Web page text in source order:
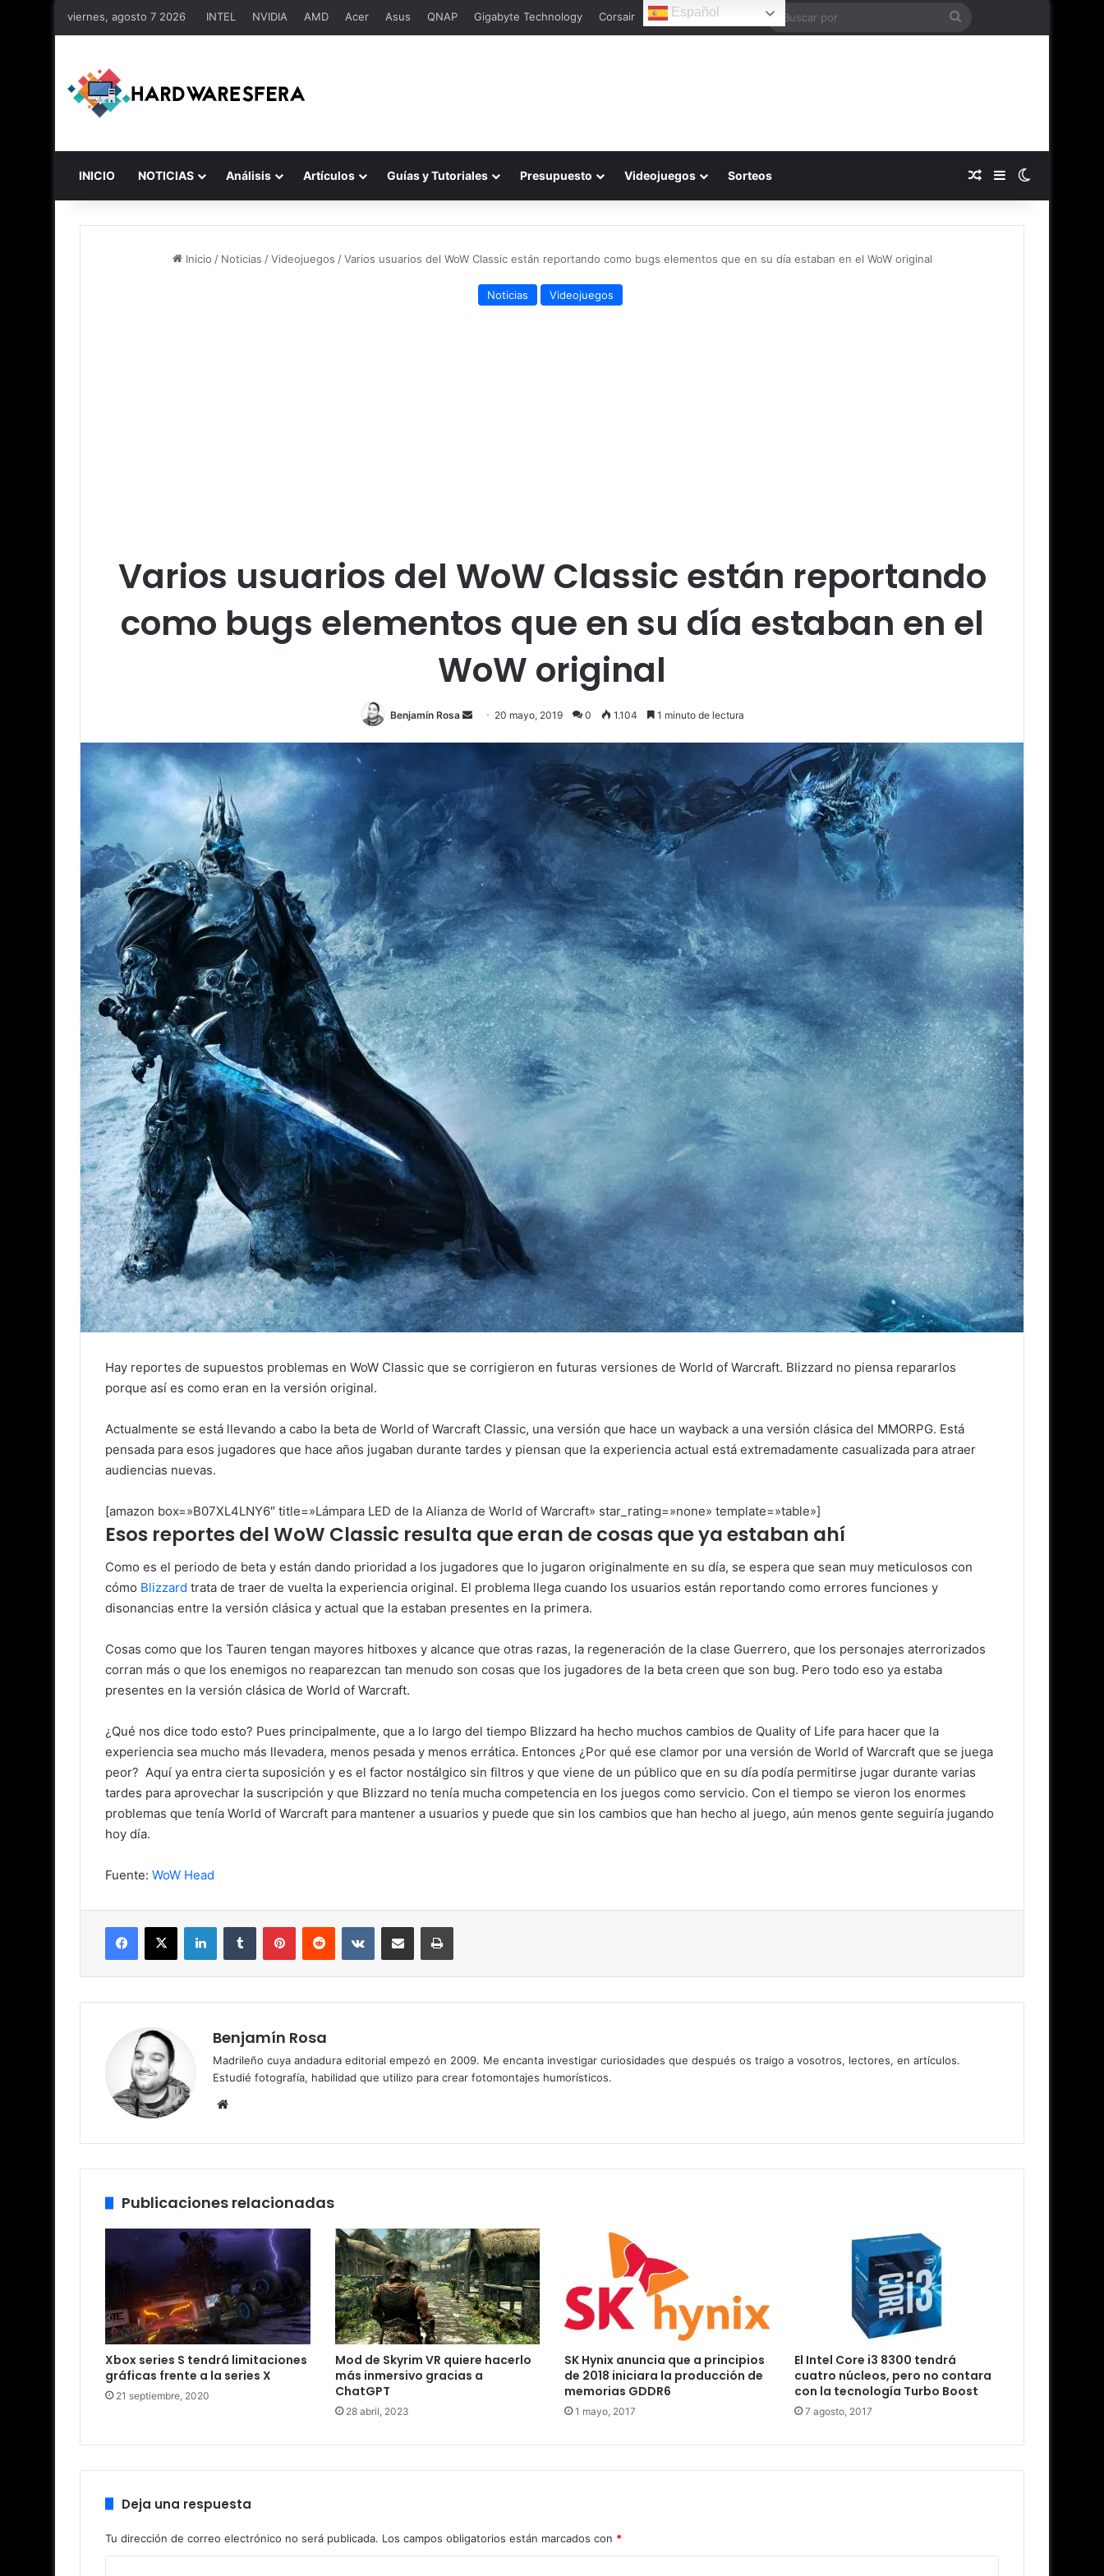
viernes, agosto 7 2026 INTEL NVIDIA AMD Acer Asus QNAP Gigabyte Technology Corsair Español
Buscar
INICIO NOTICIAS Análisis Artículos Guías y Tutoriales Presupuesto Videojuegos Sorteos Publicación al azar
Barra lateral
Inicio / Noticias / Videojuegos / Varios usuarios del WoW Classic están reportando como bugs elementos que en su día estaban en el WoW original
Noticias Videojuegos
Varios usuarios del WoW Classic están reportando
como bugs elementos que en su día estaban en el
WoW original
Benjamín Rosa
Send 20 mayo, 2019 0 1.104 1 minuto de lectura
Hay reportes de supuestos problemas en WoW Classic que se corrigieron en futuras versiones de World of Warcraft. Blizzard no piensa repararlos
porque así es como eran en la versión original.
Actualmente se está llevando a cabo la beta de World of Warcraft Classic, una versión que hace un wayback a una versión clásica del MMORPG. Está
pensada para esos jugadores que hace años jugaban durante tardes y piensan que la experiencia actual está extremadamente casualizada para atraer
audiencias nuevas.
[amazon box=»B07XL4LNY6″ title=»Lámpara LED de la Alianza de World of Warcraft» star_rating=»none» template=»table»]
Esos reportes del WoW Classic resulta que eran de cosas que ya estaban ahí
Como es el periodo de beta y están dando prioridad a los jugadores que lo jugaron originalmente en su día, se espera que sean muy meticulosos con
cómo Blizzard trata de traer de vuelta la experiencia original. El problema llega cuando los usuarios están reportando como errores funciones y
disonancias entre la versión clásica y actual que la estaban presentes en la primera.
Cosas como que los Tauren tengan mayores hitboxes y alcance que otras razas, la regeneración de la clase Guerrero, que los personajes aterrorizados
corran más o que los enemigos no reaparezcan tan menudo son cosas que los jugadores de la beta creen que son bug. Pero todo eso ya estaba
presentes en la versión clásica de World of Warcraft.
¿Qué nos dice todo esto? Pues principalmente, que a lo largo del tiempo Blizzard ha hecho muchos cambios de Quality of Life para hacer que la
experiencia sea mucho más llevadera, menos pesada y menos errática. Entonces ¿Por qué ese clamor por una versión de World of Warcraft que se juega
peor? Aquí ya entra cierta suposición y es el factor nostálgico sin filtros y que viene de un público que en su día podía permitirse jugar durante varias
tardes para aprovechar la suscripción y que Blizzard no tenía mucha competencia en los juegos como servicio. Con el tiempo se vieron los enormes
problemas que tenía World of Warcraft para mantener a usuarios y puede que sin los cambios que han hecho al juego, aún menos gente seguiría jugando
hoy día.
Fuente: WoW Head
Facebook
X LinkedInTumblr PinterestReddit VKontakteCompartir por correo electrónicoImprimir
Benjamín Rosa
Madrileño cuya andadura editorial empezó en 2009. Me encanta investigar curiosidades que después os traigo a vosotros, lectores, en artículos.
Estudié fotografía, habilidad que utilizo para crear fotomontajes humorísticos.
Publicaciones relacionadas
Xbox series S tendrá limitaciones
gráficas frente a la series X
21 septiembre, 2020
Mod de Skyrim VR quiere hacerlo
más inmersivo gracias a
ChatGPT
28 abril, 2023
SK Hynix anuncia que a principios
de 2018 iniciara la producción de
memorias GDDR6
1 mayo, 2017
El Intel Core i3 8300 tendrá
cuatro núcleos, pero no contara
con la tecnología Turbo Boost
7 agosto, 2017
Deja una respuesta
Tu dirección de correo electrónico no será publicada. Los campos obligatorios están marcados con *